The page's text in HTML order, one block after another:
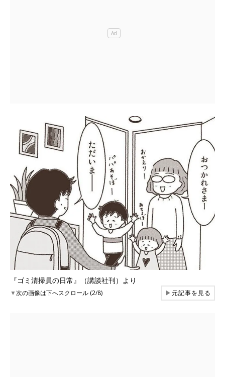
『ゴミ清掃員の日常』（講談社刊）より
▼次の画像は下へスクロール (2/8) ▶元記事を見る